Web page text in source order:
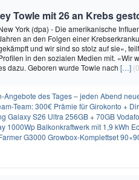
Towle mit 26 an Krebs
York (dpa) - Die amerikanische
an den Folgen einer
und wir sind so stolz auf sie»,
in den sozialen Medien mit. «Wir
dazu. Geboren wurde Towle nach […]
Angebote des Tages – jeden Abend
Team: 300€ Prämie für Girokonto +
Galaxy S26 Ultra 256GB + 70GB
1000Wp Balkonkraftwerk mit 1,9 kWh
G3000 Growbox-Komplettset